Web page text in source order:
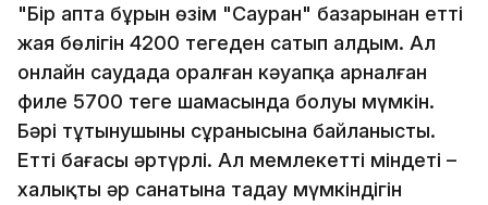
"Бір апта бұрын өзім "Сауран" базарынан еттің
жая бөлігін 4200 теңгеден сатып алдым. Ал
онлайн саудада оралған кәуапқа арналған
филе 5700 теңге шамасында болуы мүмкін.
Бәрі тұтынушының сұранысына байланысты.
Еттің бағасы әртүрлі. Ал мемлекеттің міндеті –
халықтың әр санатына таңдау мүмкіндігін